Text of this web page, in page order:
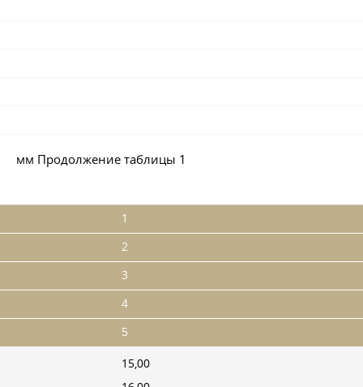
мм Продолжение таблицы 1
1
2
3
4
5
15,00